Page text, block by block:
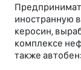
иностранную
керосин,
комплексе
также